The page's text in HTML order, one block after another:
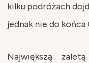
kilku podróżach
jednak nie do końca
Największą